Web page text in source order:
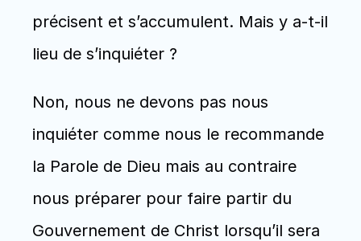
précisent et s’accumulent. Mais y a-t-il
lieu de s’inquiéter ?
Non, nous ne devons pas nous
inquiéter comme nous le recommande
la Parole de Dieu mais au contraire
nous préparer pour faire partir du
Gouvernement de Christ lorsqu’il sera